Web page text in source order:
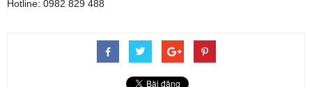
Hotline: 0982 829 488